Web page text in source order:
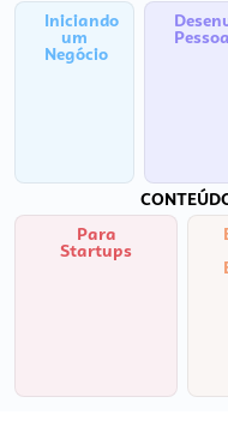
Iniciando
um
Negócio
Para
Startups